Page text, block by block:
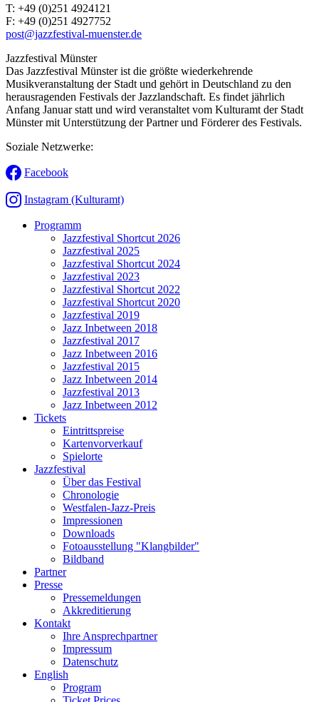
T: +49 (0)251 4924121
F: +49 (0)251 4927752
post@jazzfestival-muenster.de
Jazzfestival Münster
Das Jazzfestival Münster ist die größte wiederkehrende
Musikveranstaltung der Stadt und gehört in Deutschland zu den
herausragenden Festivals der Jazzlandschaft. Es findet jährlich
Anfang Januar statt und wird veranstaltet vom Kulturamt der Stadt
Münster mit Unterstützung der Partner und Förderer des Festivals.
Soziale Netzwerke:
Facebook
Instagram (Kulturamt)
Programm
Jazzfestival Shortcut 2026
Jazzfestival 2025
Jazzfestival Shortcut 2024
Jazzfestival 2023
Jazzfestival Shortcut 2022
Jazzfestival Shortcut 2020
Jazzfestival 2019
Jazz Inbetween 2018
Jazzfestival 2017
Jazz Inbetween 2016
Jazzfestival 2015
Jazz Inbetween 2014
Jazzfestival 2013
Jazz Inbetween 2012
Tickets
Eintrittspreise
Kartenvorverkauf
Spielorte
Jazzfestival
Über das Festival
Chronologie
Westfalen-Jazz-Preis
Impressionen
Downloads
Fotoausstellung "Klangbilder"
Bildband
Partner
Presse
Pressemeldungen
Akkreditierung
Kontakt
Ihre Ansprechpartner
Impressum
Datenschutz
English
Program